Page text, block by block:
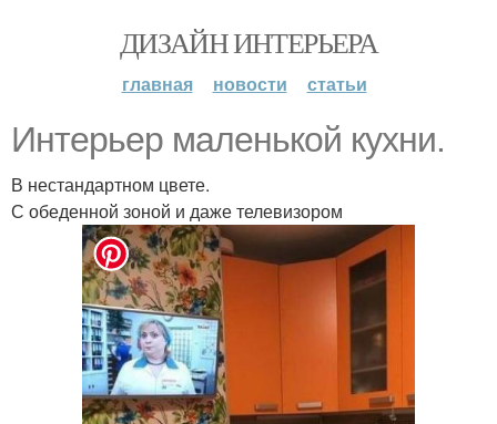
ДИЗАЙН ИНТЕРЬЕРА
главная новости статьи
Интерьер маленькой кухни.
В нестандартном цвете.
С обеденной зоной и даже телевизором